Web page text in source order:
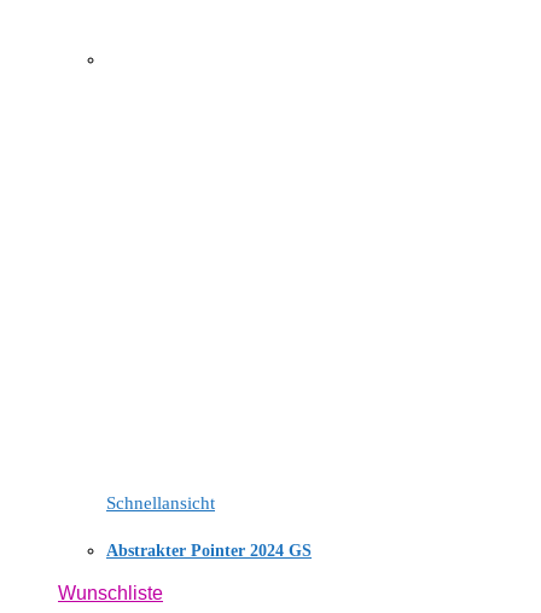
Schnellansicht
Abstrakter Pointer 2024 GS
Wunschliste